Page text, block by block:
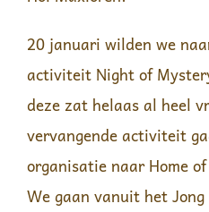
20 januari wilden we
activiteit Night of
deze zat helaas al heel
vervangende activiteit
organisatie naarHome
We gaan vanuit het